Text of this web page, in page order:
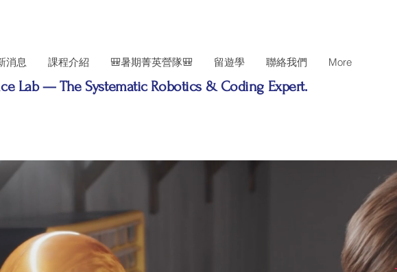
消息 課程介紹 🎒暑期菁英營隊🎒 留遊學 聯絡我們 More
Lab — The Systematic Robotics & Coding Expert.